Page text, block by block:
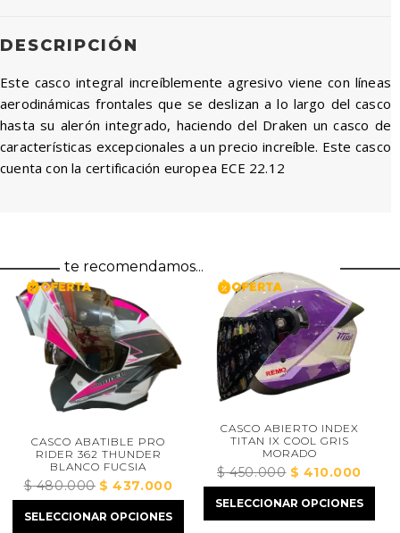
DESCRIPCIÓN
Este casco integral increíblemente agresivo viene con líneas
aerodinámicas frontales que se deslizan a lo largo del casco
hasta su alerón integrado, haciendo del Draken un casco de
características excepcionales a un precio increíble. Este casco
cuenta con la certificación europea ECE 22.12
te recomendamos...
PRO
437.000El
precio
actual
OPCIONES
CASCO ABIERTO INDEX
TITAN IX COOL GRIS
MORADO
$450.000
precio
original
410.000El
precio
actual
SELECCIONAR OPCIONES
MATE VISOR